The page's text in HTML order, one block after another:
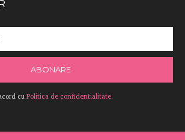
ABONARE
cu Politica de confidentialitate.